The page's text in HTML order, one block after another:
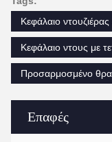
Επαφές
Κεφάλαιο
Κεφάλαιο ντους με
Προσαρμοσμένο